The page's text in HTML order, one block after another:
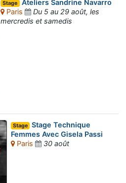
Stage Ateliers Sandrine Navarro
Paris
Du 5 au 29 août, les
mercredis et samedis
Stage
Stage Technique
Femmes Avec Gisela Passi
Paris
30 août